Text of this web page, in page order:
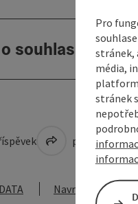
souhlasu
přejít na
Navrhnout změnu
Pro
stránek,
média,
stránek